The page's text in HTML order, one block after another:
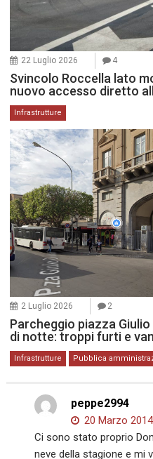
22 Luglio 2026 4
Svincolo Roccella lato
nuovo accesso diretto
Infrastrutture
2 Luglio 2026 2
Parcheggio piazza
di notte: troppi furti e
Infrastrutture Pubblica
peppe2994
20 Marzo
Ci sono stato proprio
neve della stagione e mi